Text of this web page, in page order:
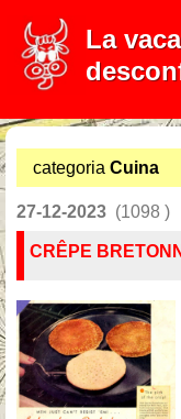
La
categoria Cuina
27-12-2023 (1098 )
CRÊPE